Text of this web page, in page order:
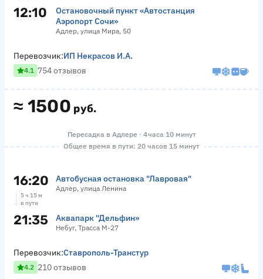
12:10
Остановочный пункт «Автостанция
Аэропорт Сочи»
Адлер, улица Мира, 50
≈ 1500 руб.
Перевозчик:ИП Некрасов И.А.
4.1 754 отзывов
Пересадка в Адлере · 4 часа 10 минут
Общее время в пути: 20 часов 15 минут
16:20 Автобусная остановка "Лавровая"
Адлер, улица Ленина
5 ч 15 м
в пути
21:35 Аквапарк "Дельфин»
Небуг, Трасса М-27
Перевозчик:Ставрополь-Транстур
4.2 210 отзывов